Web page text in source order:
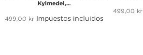
Kylmedel,...
499,00 kr Impuestos incluidos
499,00 kr